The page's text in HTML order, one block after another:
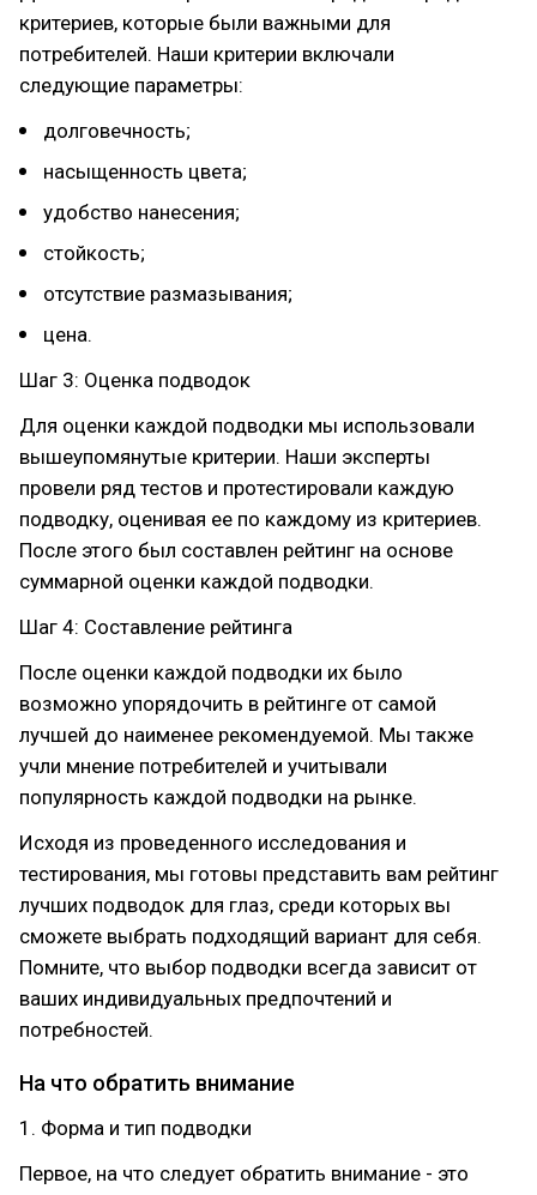
критериев, которые были важными для
потребителей. Наши критерии включали
следующие параметры:
долговечность;
насыщенность цвета;
удобство нанесения;
стойкость;
отсутствие размазывания;
цена.
Шаг 3: Оценка подводок
Для оценки каждой подводки мы использовали
вышеупомянутые критерии. Наши эксперты
провели ряд тестов и протестировали каждую
подводку, оценивая ее по каждому из критериев.
После этого был составлен рейтинг на основе
суммарной оценки каждой подводки.
Шаг 4: Составление рейтинга
После оценки каждой подводки их было
возможно упорядочить в рейтинге от самой
лучшей до наименее рекомендуемой. Мы также
учли мнение потребителей и учитывали
популярность каждой подводки на рынке.
Исходя из проведенного исследования и
тестирования, мы готовы представить вам рейтинг
лучших подводок для глаз, среди которых вы
сможете выбрать подходящий вариант для себя.
Помните, что выбор подводки всегда зависит от
ваших индивидуальных предпочтений и
потребностей.
На что обратить внимание
1. Форма и тип подводки
Первое, на что следует обратить внимание - это